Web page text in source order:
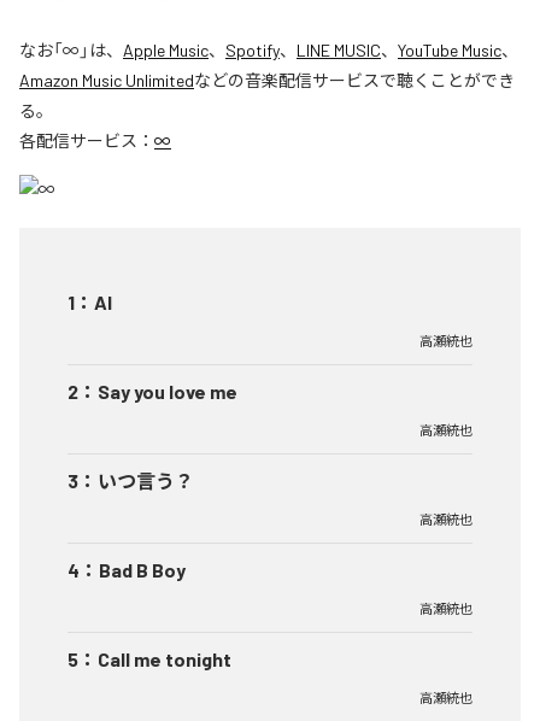
なお「∞ 」は、 Apple Music、 Spotify、 LINE MUSIC、 YouTube Music、
Amazon Music Unlimitedなどの音楽配信サービスで聴くことができ
る。
各配信サービス： ∞
1 ： AI
高瀬統也
2 ： Say you love me
高瀬統也
3 ： いつ言う？
高瀬統也
4 ： Bad B Boy
高瀬統也
5 ： Call me tonight
高瀬統也